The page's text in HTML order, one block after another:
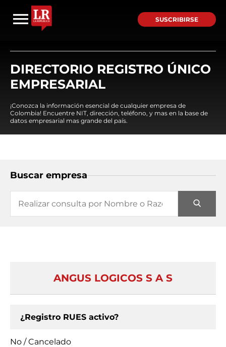
SUSCRIBIRSE
DIRECTORIO REGISTRO ÚNICO
EMPRESARIAL
¡Conozca la información esencial de cualquier empresa de
Colombia! Encuentre NIT, dirección, teléfono, y mas en la base de
datos empresarial mas grande del país.
Buscar empresa
ANGUS LOGICOS S A S
¿Registro RUES activo?
No / Cancelado